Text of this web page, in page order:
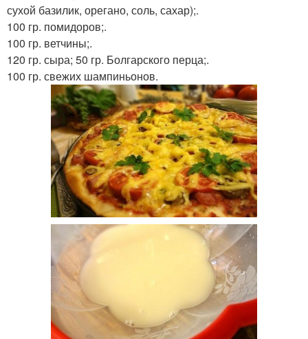
сухой базилик, орегано, соль, сахар);.
100 гр. помидоров;.
100 гр. ветчины;.
120 гр. сыра; 50 гр. Болгарского перца;.
100 гр. свежих шампиньонов.